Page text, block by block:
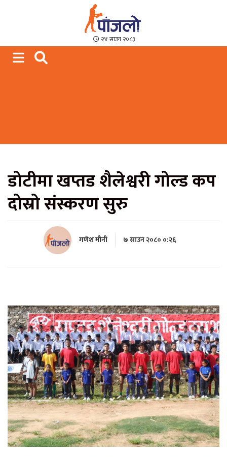
Paajalo News
We are from Far West Nepal
२४ साउन २०८३
डोटीमा खप्तड शैलेश्वरी गोल्ड कप
दोस्रो संस्करण सुरु
गणेश मौनी ७ साउन २०८० ०:२६